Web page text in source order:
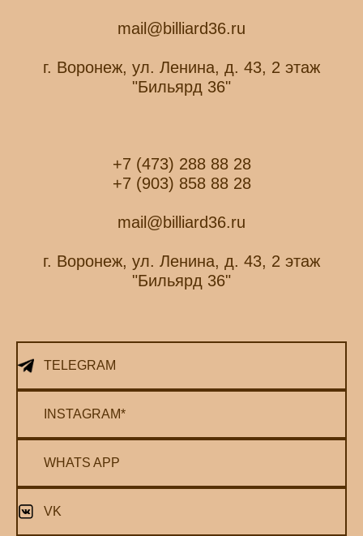
mail@billiard36.ru
г. Воронеж, ул. Ленина, д. 43, 2 этаж
"Бильярд 36"
+7 (473) 288 88 28
+7 (903) 858 88 28
mail@billiard36.ru
г. Воронеж, ул. Ленина, д. 43, 2 этаж
"Бильярд 36"
TELEGRAM
INSTAGRAM*
WHATS APP
VK